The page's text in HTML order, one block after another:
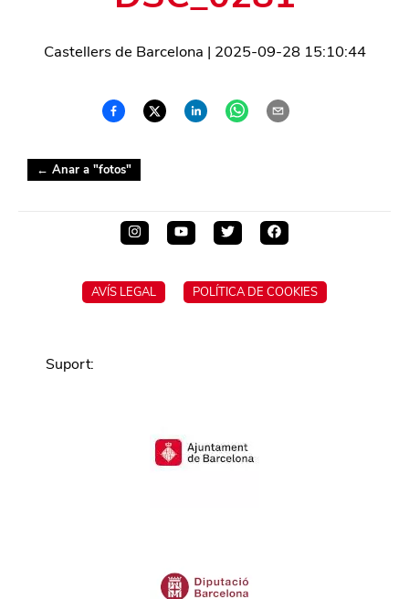
Castellers de Barcelona | 2025-09-28 15:10:44
← Anar a "fotos"
AVÍS LEGAL POLÍTICA DE COOKIES
Suport: